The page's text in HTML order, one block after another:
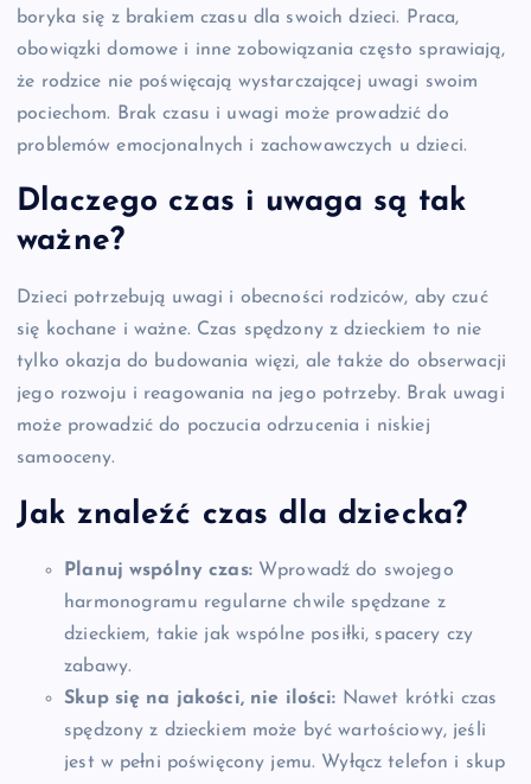
boryka się z brakiem czasu dla swoich dzieci. Praca,
obowiązki domowe i inne zobowiązania często sprawiają,
że rodzice nie poświęcają wystarczającej uwagi swoim
pociechom. Brak czasu i uwagi może prowadzić do
problemów emocjonalnych i zachowawczych u dzieci.
Dlaczego czas i uwaga są tak
ważne?
Dzieci potrzebują uwagi i obecności rodziców, aby czuć
się kochane i ważne. Czas spędzony z dzieckiem to nie
tylko okazja do budowania więzi, ale także do obserwacji
jego rozwoju i reagowania na jego potrzeby. Brak uwagi
może prowadzić do poczucia odrzucenia i niskiej
samooceny.
Jak znaleźć czas dla dziecka?
Planuj wspólny czas:Wprowadź do swojego
harmonogramu regularne chwile spędzane z
dzieckiem, takie jak wspólne posiłki, spacery czy
zabawy.
Skup się na jakości, nie ilości: Nawet krótki czas
spędzony z dzieckiem może być wartościowy, jeśli
jest w pełni poświęcony jemu. Wyłącz telefon i skup